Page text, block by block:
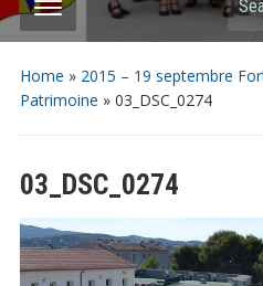
Home » 2015 – 19 septembre
Patrimoine » 03_DSC_0274
03_DSC_0274